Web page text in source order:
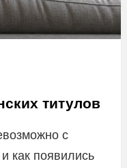
титулов
с
как появились